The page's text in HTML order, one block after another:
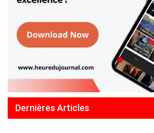
Dernières Articles